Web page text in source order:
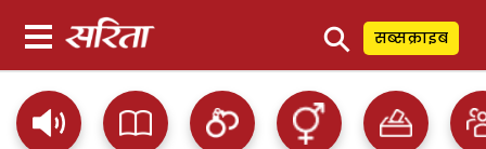
⚲ सब्सक्राइब